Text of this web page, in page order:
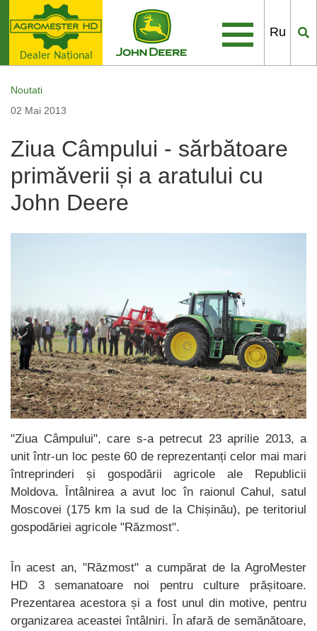
Dealer Naţional
Ru
Noutati
02 Mai 2013
Ziua Câmpului - sărbătoare
primăverii și a aratului cu
John Deere
"Ziua Câmpului", care s-a petrecut 23 aprilie 2013, a
unit într-un loc peste 60 de reprezentanți celor mai mari
întreprinderi și gospodării agricole ale Republicii
Moldova. Întâlnirea a avut loc în raionul Cahul, satul
Moscovei (175 km la sud de la Chișinău), pe teritoriul
gospodăriei agricole "Răzmost".
În acest an, "Răzmost" a cumpărat de la AgroMester
HD 3 semanatoare noi pentru culture prășitoare.
Prezentarea acestora și a fost unul din motive, pentru
organizarea aceastei întâlniri. În afară de semănătoare,